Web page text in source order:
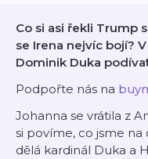
Co si asi řekli Trump
se Irena nejvíc bojí?
Dominik Duka
Podpořte nás na
Johanna se vrátila z
si povíme, co jsme na
dělá kardinál Duka a